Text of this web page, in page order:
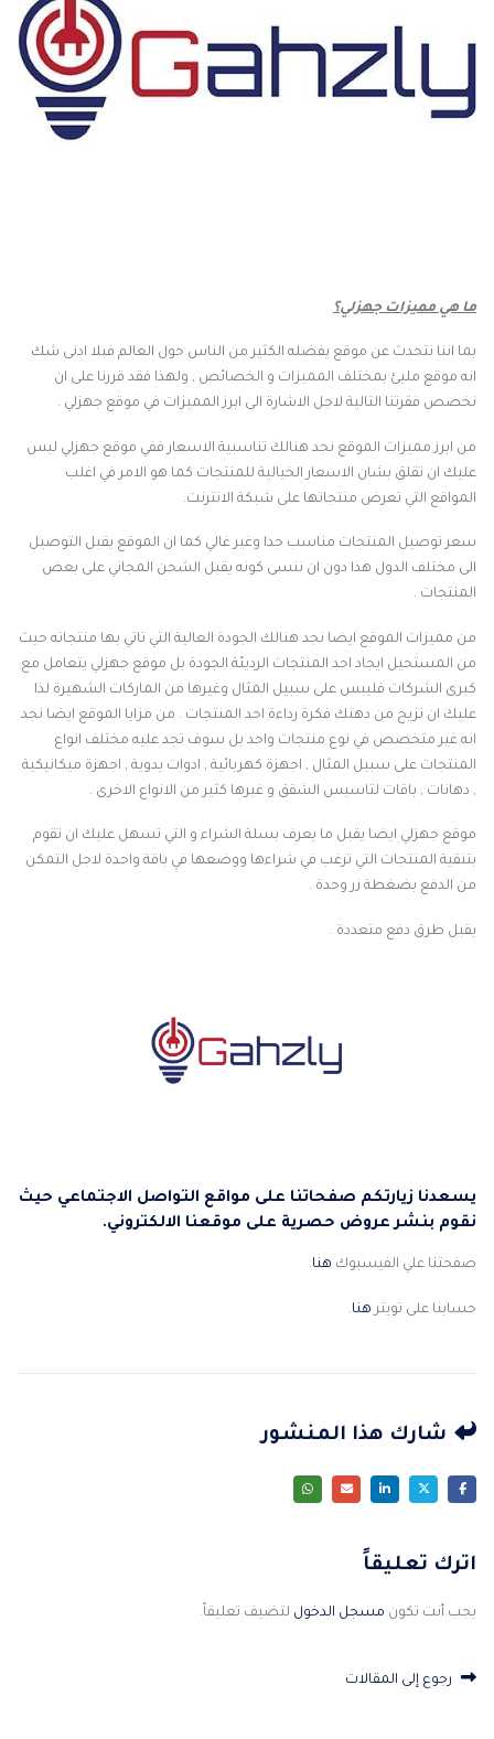
ما هي مميزات جهزلي؟
بما اننا نتحدث عن موقع يفضله الكثير من الناس حول العالم فبلا ادنى شك
انه موقع مليئ بمختلف المميزات و الخصائص , ولهذا فقد قررنا على ان
نخصص فقرتنا التالية لاجل الاشارة الى ابرز المميزات في موقع جهزلي .
من ابرز مميزات الموقع نجد هنالك تناسبية الاسعار ففي موقع جهزلي ليس
عليك ان تقلق بشان الاسعار الخيالية للمنتجات كما هو الامر في اغلب
المواقع التي تعرض منتجاتها على شبكة الانترنت.
سعر توصيل المنتجات مناسب جدا وغير غالي كما ان الموقع يقبل التوصيل
الى مختلف الدول هذا دون ان ننسى كونه يقبل الشحن المجاني على بعض
المنتجات .
من مميزات الموقع ايضا نجد هنالك الجودة العالية التي تاتي بها منتجاته حيث
من المستحيل ايجاد احد المنتجات الرديئة الجودة بل موقع جهزلي يتعامل مع
كبرى الشركات فليبس على سبيل المثال وغيرها من الماركات الشهيرة لذا
عليك ان تزيح من دهنك فكرة رداءة احد المنتجات . من مزايا الموقع ايضا نجد
انه غير متخصص في نوع منتجات واحد بل سوف تجد عليه مختلف انواع
المنتجات على سبيل المثال , اجهزة كهربائية , ادوات يدوية , اجهزة ميكانيكية
, دهانات , باقات لتاسيس الشقق و غيرها كثير من الانواع الاخرى .
موقع جهزلي ايضا يقبل ما يعرف بسلة الشراء و التي تسهل عليك ان تقوم
بتنقية المنتجات التي ترغب في شراءها ووضعها في باقة واحدة لاجل التمكن
من الدفع بضغطة زر وحدة .
يقبل طرق دفع متعددة .
يسعدنا زيارتكم صفحاتنا على مواقع التواصل الاجتماعي حيث
نقوم بنشر عروض حصرية على موقعنا الالكتروني.
صفحتنا علي الفيسبوك هنا.
حسابنا على تويتر هنا.
شارك هذا المنشور
اترك تعليقاً
يجب أنت تكون مسجل الدخول لتضيف تعليقاً.
رجوع إلى المقالات